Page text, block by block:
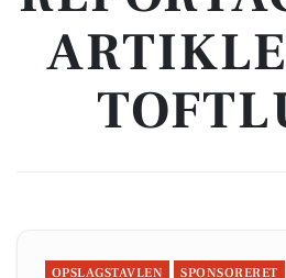
OPSLAGSTAVLEN SPONSORERET